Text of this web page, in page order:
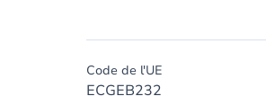
Code de l'UE
ECGEB232